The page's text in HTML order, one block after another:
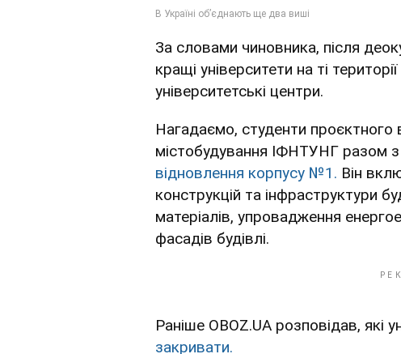
За словами чиновника, після
кращі університети на ті
університетські центри.
Нагадаємо, студенти проєктного
містобудування ІФНТУНГ разом
відновлення корпусу №1. Він
конструкцій та інфраструктури
матеріалів, упровадження
фасадів будівлі.
Раніше OBOZ.UA розповідав, які
закривати.